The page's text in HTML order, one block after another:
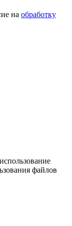
на обработку
файлов